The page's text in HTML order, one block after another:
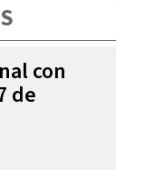
con
de